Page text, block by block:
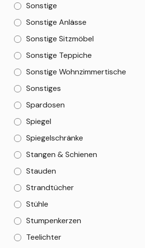
Sonstige
Sonstige Anlässe
Sonstige Sitzmöbel
Sonstige Teppiche
Sonstige Wohnzimmertische
Sonstiges
Spardosen
Spiegel
Spiegelschränke
Stangen & Schienen
Stauden
Strandtücher
Stühle
Stumpenkerzen
Teelichter